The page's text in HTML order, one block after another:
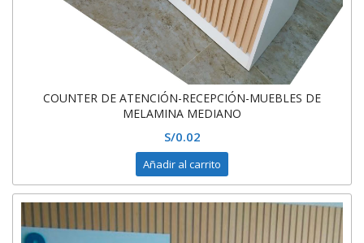
COUNTER DE ATENCIÓN-RECEPCIÓN-MUEBLES DE
MELAMINA MEDIANO
S/0.02
Añadir al carrito